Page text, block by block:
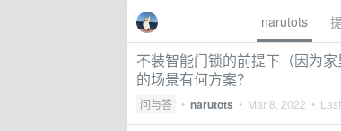
narutots
不装智能门锁的前提下（因为
的场景有何方案？
问与答 • narutots • Mar 8, 2022 •